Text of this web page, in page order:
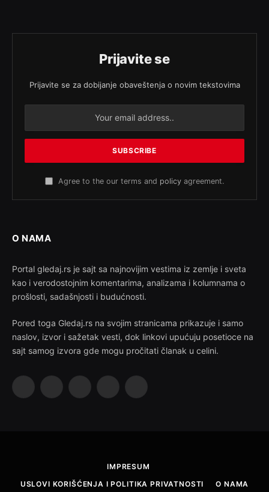
Prijavite se
Prijavite se za dobijanje obaveštenja o novim tekstovima
Agree to the our terms and policy agreement.
O NAMA
Portal gledaj.rs je sajt sa najnovijim vestima iz zemlje i sveta
kao i verodostojnim komentarima, analizama i kolumnama o
prošlosti, sadašnjosti i budućnosti.
Pored toga Gledaj.rs na svojim stranicama prikazuje i samo
naslov, izvor i sažetak vesti, dok linkovi upućuju posetioce na
sajt samog izvora gde mogu pročitati članak u celini.
Facebook InstagramPinterest YouTube
IMPRESUM
USLOVI KORIŠĆENJA I POLITIKA PRIVATNOSTI
O NAMA